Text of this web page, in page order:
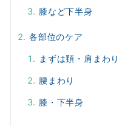
膝など下半身
各部位のケア
まずは頚・肩まわり
腰まわり
膝・下半身